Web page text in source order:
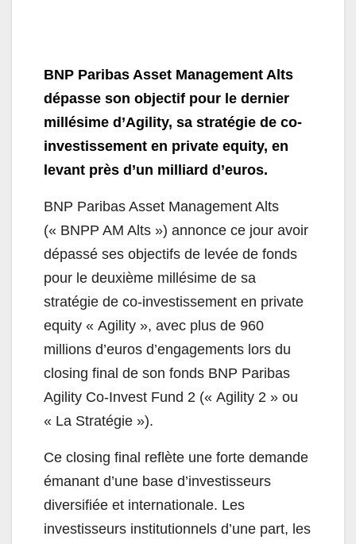
BNP Paribas Asset Management Alts
dépasse son objectif pour le dernier
millésime d’Agility, sa stratégie de co-
investissement en private equity, en
levant près d’un milliard d’euros.
BNP Paribas Asset Management Alts
(« BNPP AM Alts ») annonce ce jour avoir
dépassé ses objectifs de levée de fonds
pour le deuxième millésime de sa
stratégie de co-investissement en private
equity « Agility », avec plus de 960
millions d’euros d’engagements lors du
closing final de son fonds BNP Paribas
Agility Co-Invest Fund 2 (« Agility 2 » ou
« La Stratégie »).
Ce closing final reflète une forte demande
émanant d’une base d’investisseurs
diversifiée et internationale. Les
investisseurs institutionnels d’une part, les